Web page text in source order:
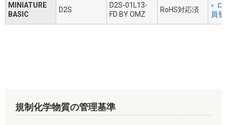
MINIATURE
BASIC
D2S
D2S-01L13-
FD BY OMZ
RoHS対応済
ロ
員登
規制化学物質の管理基準